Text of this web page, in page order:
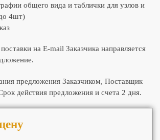
общего вида и таблички для узлов и
4шт)
на E-mail Заказчика направляется
предложения Заказчиком, Поставщик
действия предложения и счета 2 дня.